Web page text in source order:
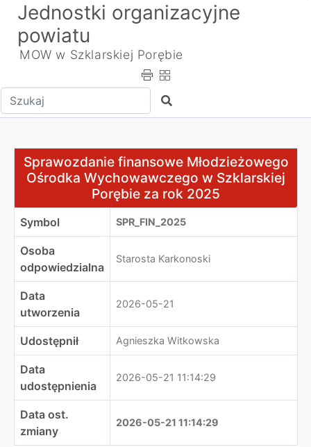
Jednostki organizacyjne
powiatu
MOW w Szklarskiej Porębie
Wpisz tekst do wyszukania Szukaj
Sprawozdanie finansowe Młodzieżowego Ośrodka
Sprawozdanie finansowe Młodzieżowego
Ośrodka Wychowawczego w Szklarskiej
Porębie za rok 2025
Symbol SPR_FIN_2025
Osoba
odpowiedzialna
Starosta Karkonoski
Data
utworzenia
2026-05-21
Udostępnił Agnieszka Witkowska
Data
udostępnienia
2026-05-21 11:14:29
Data ost.
zmiany
2026-05-21 11:14:29